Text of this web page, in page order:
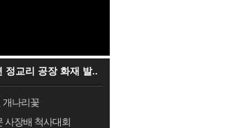
정교리 공장 화재 발..
개나리꽃
사장배 척사대회